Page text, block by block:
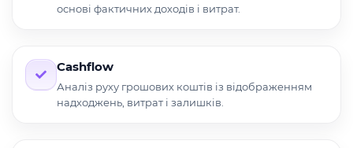
основі фактичних доходів і витрат.
Cashflow
Аналіз руху грошових коштів із відображенням
надходжень, витрат і залишків.